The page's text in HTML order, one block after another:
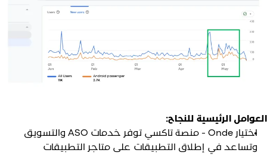
الرئيسية للنجاح:
اختيار Onde - منصة تاكسي توفر خدمات ASO والتسويق
وتساعد في إطلاق التطبيقات على متاجر التطبيقات